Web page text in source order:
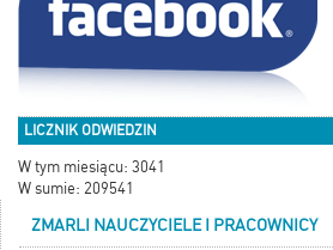
LICZNIK ODWIEDZIN
W tym miesiącu: 3041
W sumie: 209541
ZMARLI NAUCZYCIELE I PRACOWNICY